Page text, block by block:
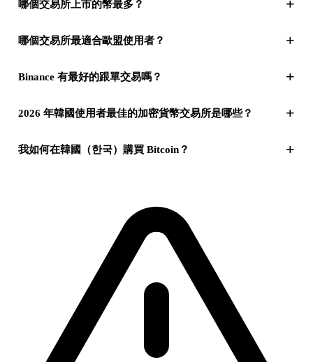
哪個交易所上市的幣最多？ +
哪個交易所最適合歐盟使用者？ +
Binance 有最好的跟單交易嗎？ +
2026 年韓國使用者最佳的加密貨幣交易所是哪些？ +
我如何在韓國（한국）購買 Bitcoin？ +